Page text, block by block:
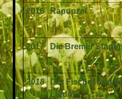
2016 Rapunzel
2017 Die Bremer
2018
Der Fischer und
Linda)